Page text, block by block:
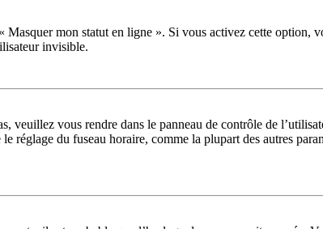
mon statut en ligne ». Si vous activez cette option,
invisible.
vous rendre dans le panneau de contrôle de
du fuseau horaire, comme la plupart des autres